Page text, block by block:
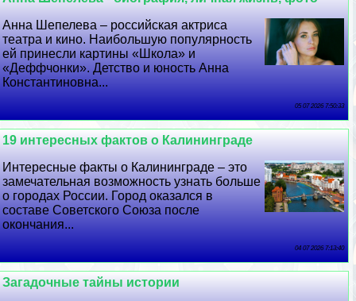
Анна Шепелева – российская актриса
театра и кино. Наибольшую популярность
ей принесли картины «Школа» и
«Деффчонки». Детство и юность Анна
Константиновна...
05 07 2026 7:50:33
19 интересных фактов о Калининграде
Интересные факты о Калининграде – это
замечательная возможность узнать больше
о городах России. Город оказался в
составе Советского Союза после
окончания...
04 07 2026 7:13:40
Загадочные тайны истории